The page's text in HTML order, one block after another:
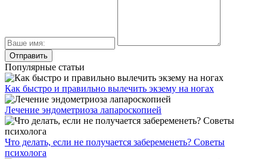
Популярные статьи
Как быстро и правильно вылечить экзему на ногах
Лечение эндометриоза лапароскопией
Что делать, если не получается забеременеть? Советы
психолога